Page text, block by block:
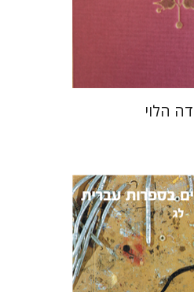
ספר מודפס
הלוי